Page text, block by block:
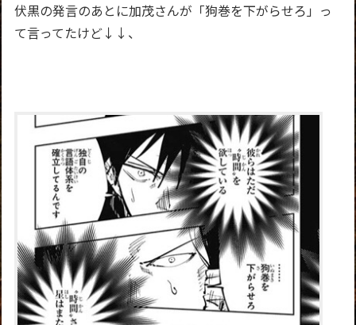
伏黒の発言のあとに加茂さんが「狗巻を下がらせろ」っ
て言ってたけど↓↓、